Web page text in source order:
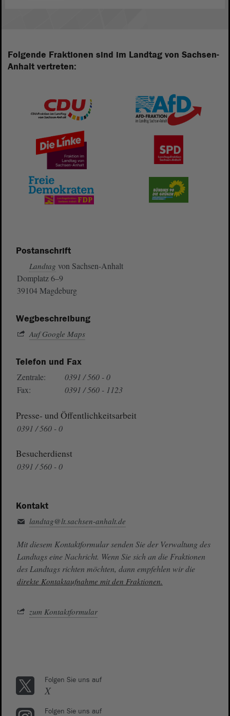
Folgende Fraktionen sind im Landtag von Sachsen-
Anhalt vertreten:
Postanschrift
Landtag von Sachsen-Anhalt
Domplatz 6–9
39104 Magdeburg
Wegbeschreibung
Auf Google Maps
Telefon und Fax
Zentrale:
0391 / 560 - 0
Fax:
0391 / 560 - 1123
Presse- und Öffentlichkeitsarbeit
0391 / 560 - 0
Besucherdienst
0391 / 560 - 0
Kontakt
landtag@lt.sachsen-anhalt.de
Mit diesem Kontaktformular senden Sie der Verwaltung des
Landtags eine Nachricht. Wenn Sie sich an die Fraktionen
des Landtags richten möchten, dann empfehlen wir die
direkte Kontaktaufnahme mit den Fraktionen.
zum Kontaktformular
Folgen Sie uns auf
X
Folgen Sie uns auf